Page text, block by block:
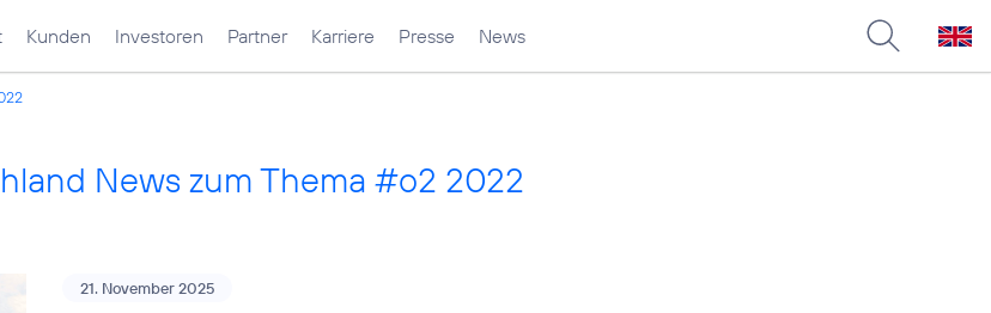
Kunden Investoren Partner Karriere Presse News
News zum Thema #o2 2022
21. November 2025